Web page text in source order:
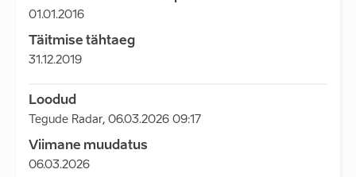
01.01.2016
Täitmise tähtaeg
31.12.2019
Loodud
Tegude Radar, 06.03.2026 09:17
Viimane muudatus
06.03.2026